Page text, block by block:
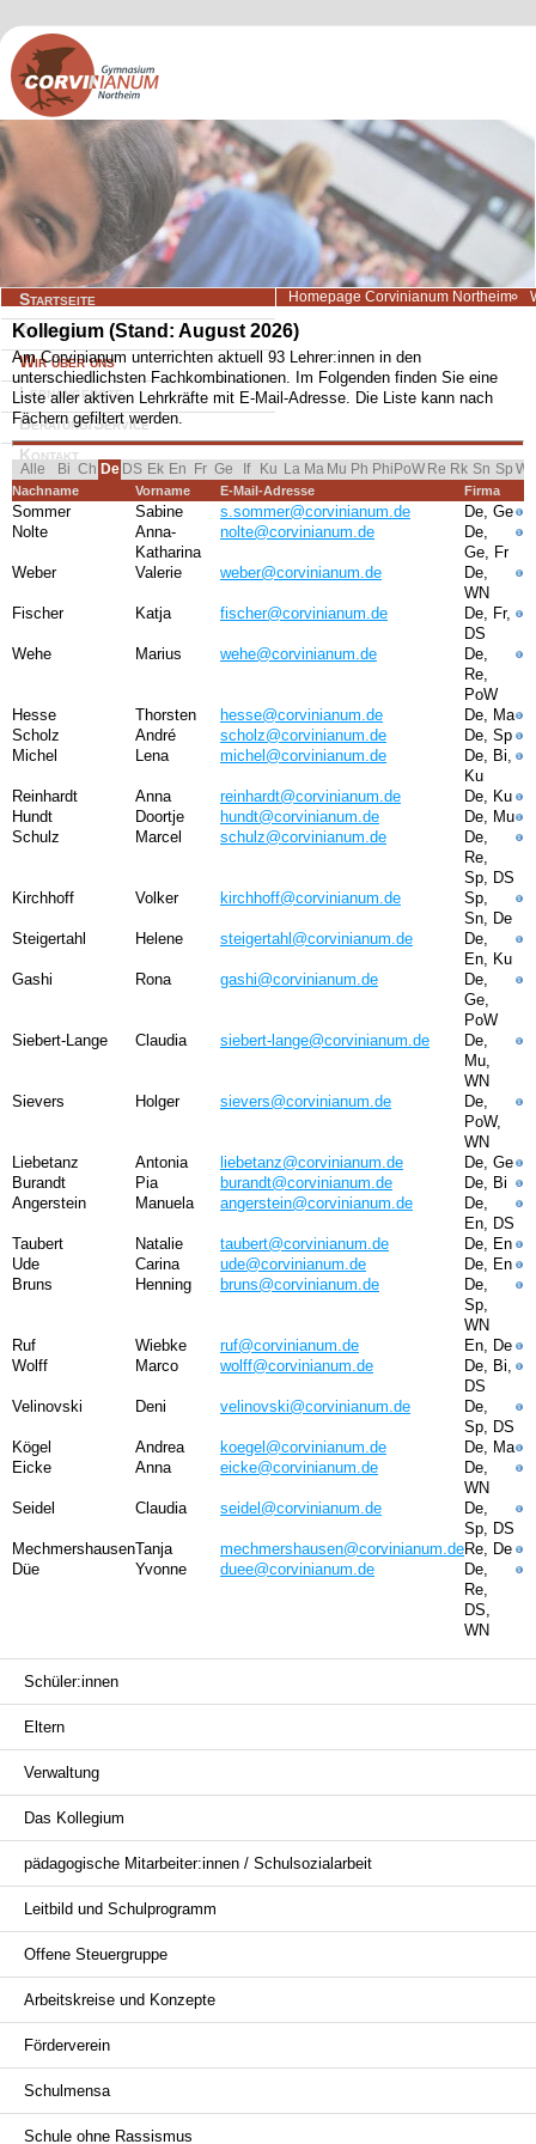
Navigation
überspringen
Startseite
Aktuelles
Wir über uns
Lernangebote
Beratung/Service
Kontakt
Homepage Corvinianum Northeim
Kollegium (Stand: August 2026)
Am Corvinianum unterrichten aktuell 93 Lehrer:innen in den
unterschiedlichsten Fachkombinationen. Im Folgenden finden Sie eine
Liste aller aktiven Lehrkräfte mit E-Mail-Adresse. Die Liste kann nach
Fächern gefiltert werden.
Navigation überspringen
Alle Bi Ch De DS Ek En Fr Ge If Ku La Ma Mu Ph Phi PoW Re Rk Sn Sp
Nachname Vorname E-Mail-Adresse Firma
Sommer Sabine s.sommer@corvinianum.de
De, Ge
Nolte
Anna-
Katharina
nolte@corvinianum.de
De,
Ge, Fr
Weber
Valerie weber@corvinianum.de
De,
WN
Fischer
Katja fischer@corvinianum.de
De, Fr,
DS
Wehe
Marius wehe@corvinianum.de
De,
Re,
PoW
Hesse
Thorsten hesse@corvinianum.de
De, Ma
Scholz
André scholz@corvinianum.de
De, Sp
Michel
Lena michel@corvinianum.de
De, Bi,
Ku
Reinhardt
Anna reinhardt@corvinianum.de
De, Ku
Hundt
Doortje hundt@corvinianum.de
De, Mu
Schulz
Marcel schulz@corvinianum.de
De,
Re,
Sp, DS
Kirchhoff
Volker kirchhoff@corvinianum.de
Sp,
Sn, De
Steigertahl
Helene steigertahl@corvinianum.de
De,
En, Ku
Gashi
Rona gashi@corvinianum.de
De,
Ge,
PoW
Siebert-Lange
Claudia siebert-lange@corvinianum.de
De,
Mu,
WN
Sievers
Holger sievers@corvinianum.de
De,
PoW,
WN
Liebetanz
Antonia liebetanz@corvinianum.de
De, Ge
Burandt
Pia burandt@corvinianum.de
De, Bi
Angerstein
Manuela angerstein@corvinianum.de
De,
En, DS
Taubert
Natalie taubert@corvinianum.de
De, En
Ude
Carina ude@corvinianum.de
De, En
Bruns
Henning bruns@corvinianum.de
De,
Sp,
WN
Ruf
Wiebke ruf@corvinianum.de
En, De
Wolff
Marco wolff@corvinianum.de
De, Bi,
DS
Velinovski
Deni velinovski@corvinianum.de
De,
Sp, DS
Kögel
Andrea koegel@corvinianum.de
De, Ma
Eicke
Anna eicke@corvinianum.de
De,
WN
Seidel
Claudia seidel@corvinianum.de
De,
Sp, DS
MechmershausenTanja mechmershausen@corvinianum.deRe, De
Düe
Yvonne duee@corvinianum.de
De,
Re,
DS,
WN
überspringen
Schüler:innen
Eltern
Verwaltung
Das Kollegium
pädagogische Mitarbeiter:innen / Schulsozialarbeit
Leitbild und Schulprogramm
Offene Steuergruppe
Arbeitskreise und Konzepte
Förderverein
Schulmensa
Schule ohne Rassismus